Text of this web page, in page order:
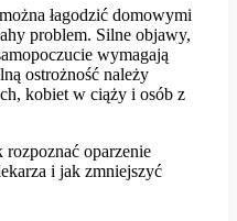
łagodzić domowymi
problem. Silne objawy,
wymagają
ostrożność należy
kobiet w ciąży i osób z
oparzenie
i jak zmniejszyć